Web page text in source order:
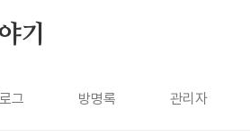
기
그 방명록 관리자